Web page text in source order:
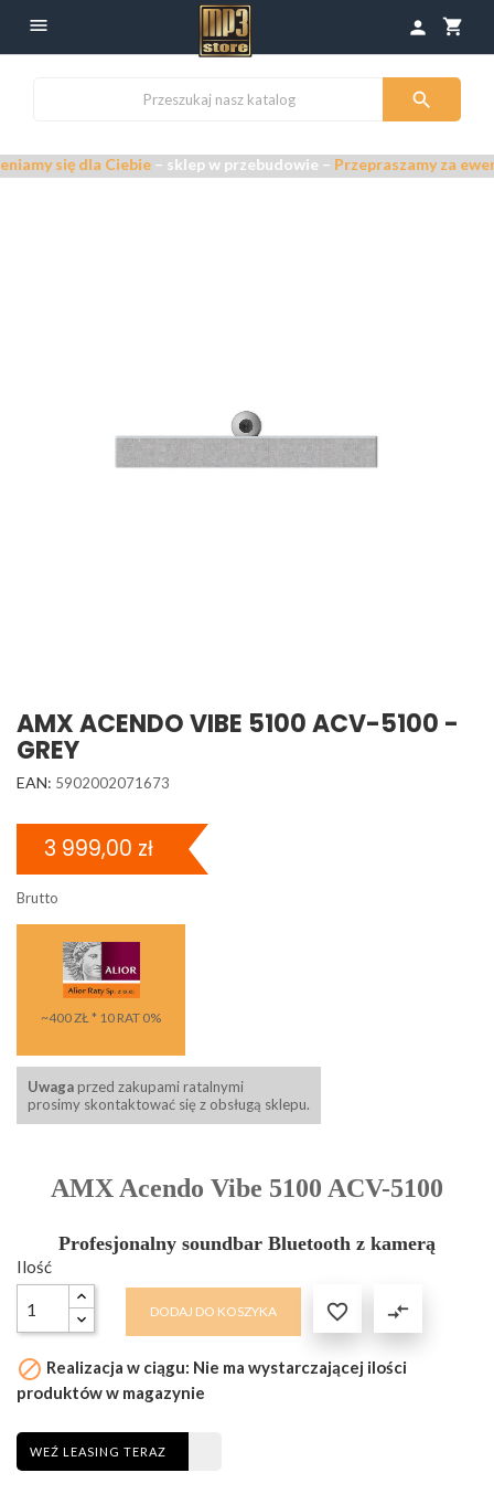
 shopping_cart
person

dla Ciebie – sklep w przebudowie –Przepraszamy za
AMX ACENDO VIBE 5100 ACV-5100 -
GREY
EAN: 5902002071673
3 999,00 zł
Brutto
~400 ZŁ * 10 RAT 0%
Uwaga przed zakupami ratalnymi
prosimy skontaktować się z obsługą sklepu.
AMX Acendo Vibe 5100 ACV-5100
Profesjonalny soundbar Bluetooth z kamerą
Ilość
DODAJ DO KOSZYKA  compare_arrows
 Realizacja w ciągu: Nie ma wystarczającej ilości
produktów w magazynie
WEŹ LEASING TERAZ